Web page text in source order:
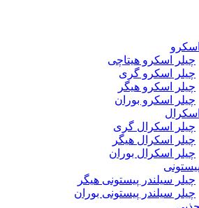
چیلر اسکرو هیتاچی
چیلر اسکرو گری
چیلر اسکرو هیگر
چیلر اسکرو بوران
چیلر اسکرال گری
چیلر اسکرال هیگر
چیلر اسکرال بوران
چیلر سیلندر پیستونی هیگر
چیلر سیلندر پیستونی بوران